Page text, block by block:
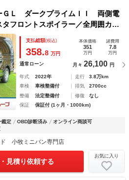
ＧＬ ダークプライムＩＩ 両側電
フロントスポイラー／全周囲カメ
ン／車線逸脱警報／衝突軽減ブレ
ーム／スマートキー／プッシュス
支払総額(税込)
358.8 万円
本体価格
351
万円
諸費用
7.8
万円
通常ローン 月々 26,100 円
年式 2022年 走行
3.8万km
車検
車検整備付 排気
2700cc
整備
法定整備付 修復
なし
保証
保証付 (1ヶ月・1000km)
鑑定 OBD診断済み
オンライン商談可
ド 小牧ミニバン専門店
見積り依頼する
お気に入り